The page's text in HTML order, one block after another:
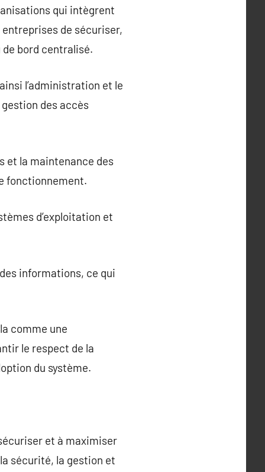
qui intègrent
de sécuriser,
bord centralisé.
l’administration et le
des accès
et la maintenance des
fonctionnement.
d’exploitation et
informations, ce qui
comme une
le respect de la
du système.
et à maximiser
sécurité, la gestion et